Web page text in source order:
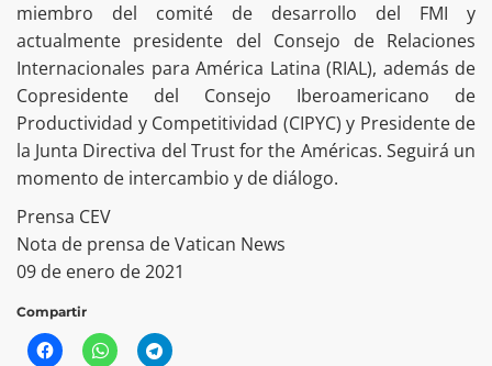
miembro del comité de desarrollo del FMI y
actualmente presidente del Consejo de Relaciones
Internacionales para América Latina (RIAL), además de
Copresidente del Consejo Iberoamericano de
Productividad y Competitividad (CIPYC) y Presidente de
la Junta Directiva del Trust for the Américas. Seguirá un
momento de intercambio y de diálogo.
Prensa CEV
Nota de prensa de Vatican News
09 de enero de 2021
Compartir